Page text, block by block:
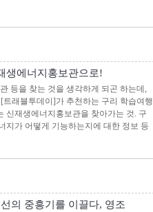
생에너지홍보관으로!
등을 찾는 것을 생각하게 되곤 하는데,
래블투데이]가 추천하는 구리 학습여행
신재생에너지홍보관을 찾아가는 것. 구
지가 어떻게 기능하는지에 대한 정보 등
의 중흥기를 이끌다, 영조